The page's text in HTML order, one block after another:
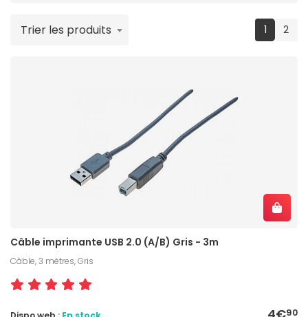
1 2
Trier les produits
Câble imprimante USB 2.0 (A/B) Gris - 3m
Câble, 3 mètres, Gris
90